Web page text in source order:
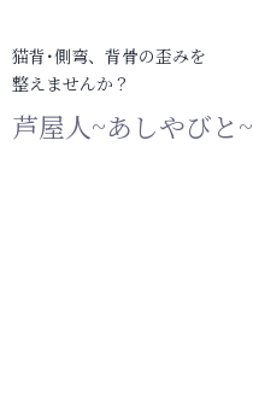
猫背･側弯、背骨の歪みを
整えませんか？
芦屋人~あしやびと~